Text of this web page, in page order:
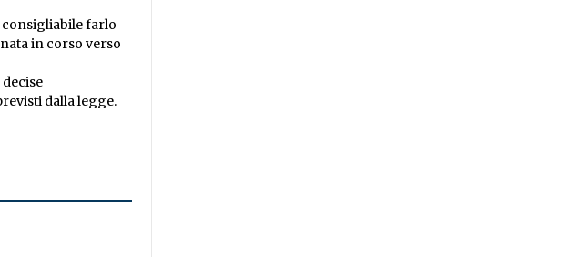
consigliabile farlo
in corso verso
dalla legge.